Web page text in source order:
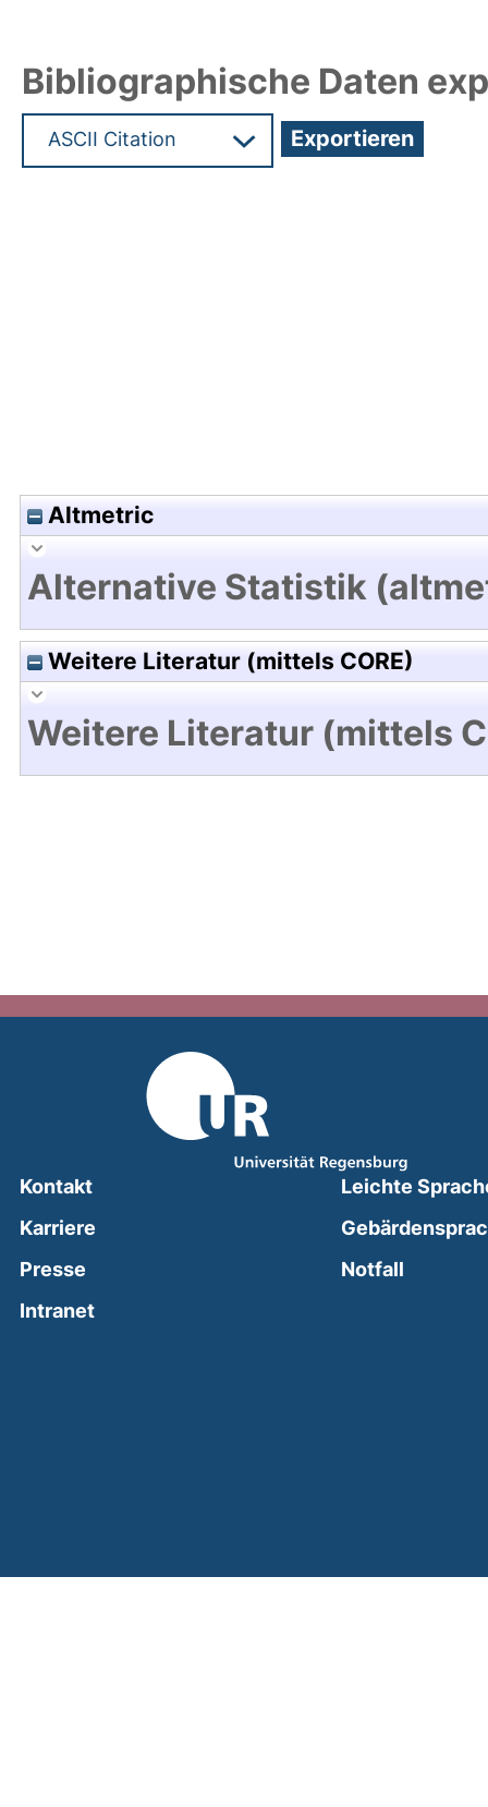
Bibliographische Daten
Altmetric
Alternative Statistik
Weitere Literatur (mittels CORE)
Weitere Literatur (mittels
Kontakt
Karriere
Presse
Intranet(external link, opens in a new window)
Leichte
Notfall